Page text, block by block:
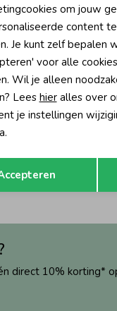
direct 10% korting*
Terug
om jouw
content
Je kunt zelf bepalen
voor alle
Wil je alleen
Lees hieralles over
je instellingen